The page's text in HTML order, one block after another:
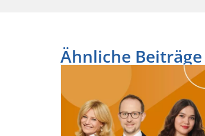
Ähnliche Beiträge